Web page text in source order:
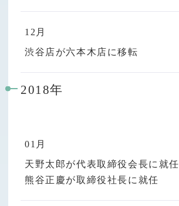
12月
渋谷店が六本木店に移転
2018年
01月
天野太郎が代表取締役会長に就任
熊谷正慶が取締役社長に就任